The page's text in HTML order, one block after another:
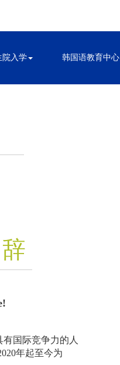
院入学 韩国语教育中心
国际竞争力的人
年起至今为